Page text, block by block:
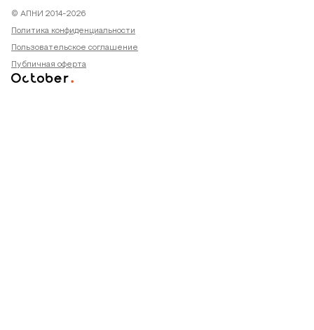
© АПНИ 2014-2026
Политика конфиденциальности
Пользовательское соглашение
Публичная оферта